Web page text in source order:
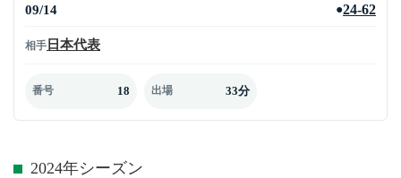
09/14 ●24-62
相手 日本代表
番号 18 出場 33分
2024年シーズン